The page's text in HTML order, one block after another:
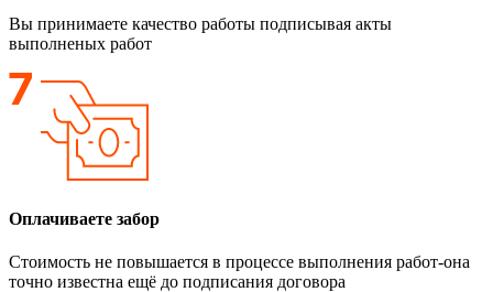
Вы принимаете качество работы подписывая акты
выполненых работ
Оплачиваете забор
Стоимость не повышается в процессе выполнения работ-она
точно известна ещё до подписания договора